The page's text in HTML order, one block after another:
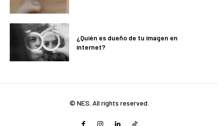
¿Quién es dueño de tu imagen en
internet?
© NES. All rights reserved.